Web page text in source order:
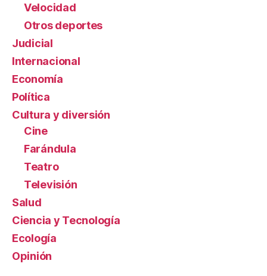
Velocidad
Otros deportes
Judicial
Internacional
Economía
Política
Cultura y diversión
Cine
Farándula
Teatro
Televisión
Salud
Ciencia y Tecnología
Ecología
Opinión